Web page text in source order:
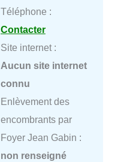
Téléphone :
Contacter
Site internet :
Aucun site internet
connu
Enlèvement des
encombrants par
Foyer Jean Gabin :
non renseigné